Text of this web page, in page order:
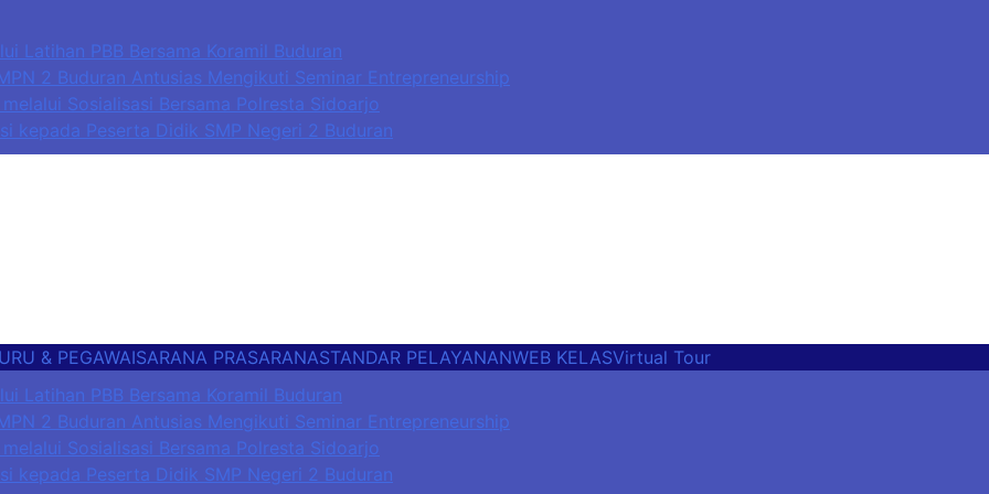
Latihan PBB Bersama Koramil Buduran
2 Buduran Antusias Mengikuti Seminar Entrepreneurship
Sosialisasi Bersama Polresta Sidoarjo
kepada Peserta Didik SMP Negeri 2 Buduran
& PEGAWAISARANA PRASARANASTANDAR PELAYANANWEB KELASVirtual Tour
Latihan PBB Bersama Koramil Buduran
2 Buduran Antusias Mengikuti Seminar Entrepreneurship
Sosialisasi Bersama Polresta Sidoarjo
kepada Peserta Didik SMP Negeri 2 Buduran